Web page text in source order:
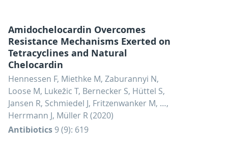
Amidochelocardin Overcomes
Resistance Mechanisms Exerted on
Tetracyclines and Natural
Chelocardin
Hennessen F, Miethke M, Zaburannyi N,
Loose M, Lukežic T, Bernecker S, Hüttel S,
Jansen R, Schmiedel J, Fritzenwanker M, …,
Herrmann J, Müller R (2020)
Antibiotics 9 (9): 619